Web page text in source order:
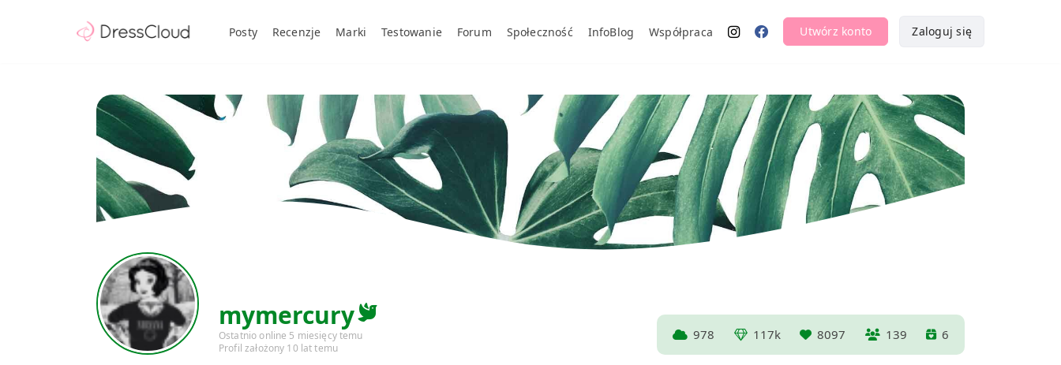
Posty Recenzje Marki Testowanie Forum Społeczność InfoBlog Współpraca Utwórz konto Zaloguj się
mymercury
Ostatnio online 5 miesięcy temu
Profil założony 10 lat temu
978 117k 8097 139 6